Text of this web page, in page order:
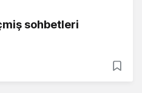
sohbetleri